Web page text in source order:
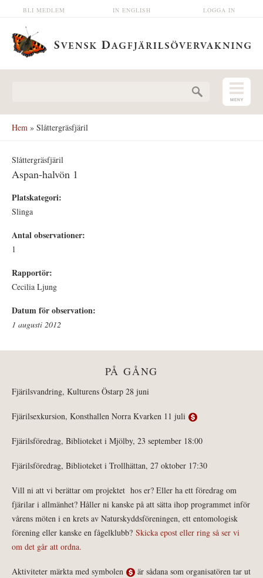
Hoppa till huvudinnehåll LOGGA IN
IN ENGLISH
BLI MEDLEM
Hem » Slåttergräsfjäril
Slåttergräsfjäril
Aspan-halvön 1
Platskategori:
Slinga
Antal observationer:
1
Rapportör:
Cecilia Ljung
Datum för observation:
1 augusti 2012
PÅ GÅNG
Fjärilsvandring, Kulturens Östarp 28 juni
Fjärilsexkursion, Konsthallen Norra Kvarken 11 juli
Fjärilsföredrag, Biblioteket i Mjölby, 23 september 18:00
Fjärilsföredrag, Biblioteket i Trollhättan, 27 oktober 17:30
Vill ni att vi berättar om projektet hos er? Eller ha ett föredrag om
fjärilar i allmänhet? Håller ni kanske på att sätta ihop programmet inför
vårens möten i en krets av Naturskyddsföreningen, ett entomologisk
förening eller kanske en fågelklubb? Skicka epost eller ring så ser vi
om det går att ordna.
Aktiviteter märkta med symbolen
är sådana som organisatören tar ut